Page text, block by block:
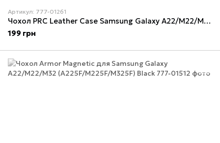
Артикул: 777-01261
Чохол PRC Leather Case Samsung Galaxy A22/M22/M32 (A225F/M225F/M325F) Black
199 грн